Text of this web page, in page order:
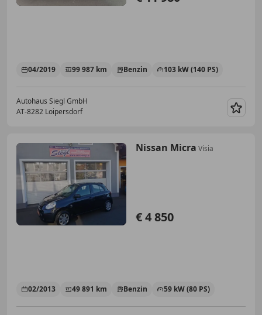
04/2019 99 987 km Benzin 103 kW (140 PS)
Autohaus Siegl GmbH
AT-8282 Loipersdorf
Nissan Micra Visia
€ 4 850
02/2013 49 891 km Benzin 59 kW (80 PS)